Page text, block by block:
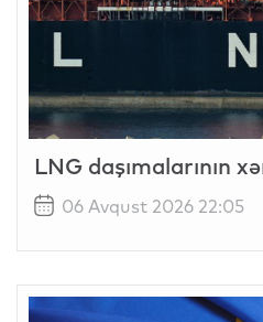
LNG daşımalarının
06 Avqust 2026 22:05